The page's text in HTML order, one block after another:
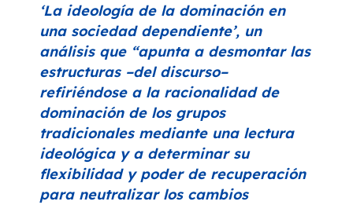
‘La ideología de la dominación en
una sociedad dependiente’, un
análisis que “apunta a desmontar las
estructuras –del discurso–
refiriéndose a la racionalidad de
dominación de los grupos
tradicionales mediante una lectura
ideológica y a determinar su
flexibilidad y poder de recuperación
para neutralizar los cambios